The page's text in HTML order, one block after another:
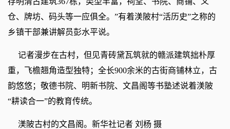
仓、牌坊、码头等一应俱全。”有着渼陂村“活历史”之称的
乡镇干部兼讲解员彭水平说。
记者漫步在古村，但见青砖黛瓦筑就的赣派建筑拙朴厚
重，飞檐翘角造型独特；全长900余米的古街商铺林立，古
韵悠悠；敬德书院、明新书院、文昌阁等书塾述说着渼陂
“耕读合一”的教育传统。
渼陂古村的文昌阁。新华社记者 刘杨 摄